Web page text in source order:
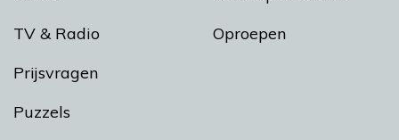
TV & Radio
Prijsvragen
Puzzels
Oproepen